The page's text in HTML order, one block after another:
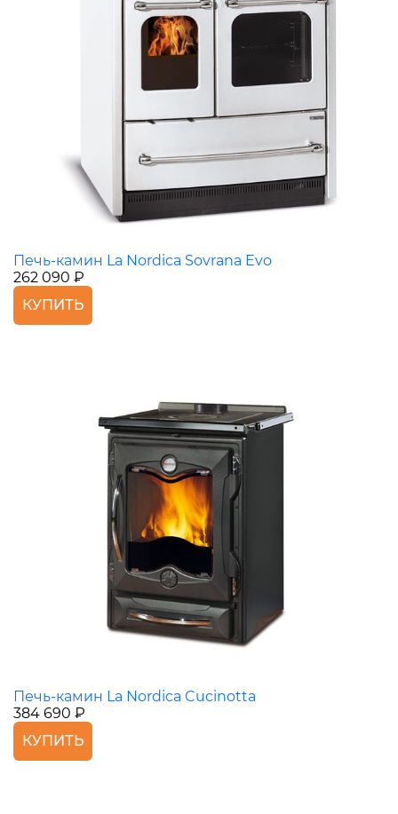
Печь-камин La Nordica Sovrana Evo
262 090 ₽
КУПИТЬ
Печь-камин La Nordica Cucinotta
384 690 ₽
КУПИТЬ